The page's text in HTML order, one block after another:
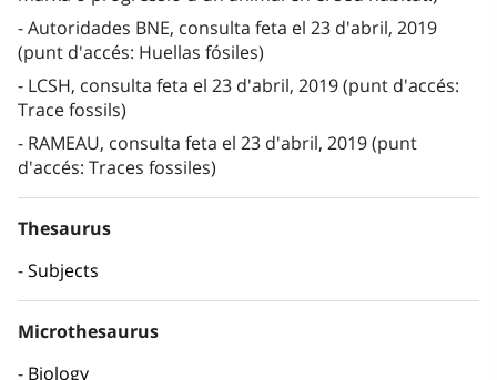
Autoridades BNE, consulta feta el 23 d'abril, 2019
(punt d'accés: Huellas fósiles)
LCSH, consulta feta el 23 d'abril, 2019 (punt d'accés:
Trace fossils)
RAMEAU, consulta feta el 23 d'abril, 2019 (punt
d'accés: Traces fossiles)
Thesaurus
Subjects
Microthesaurus
Biology